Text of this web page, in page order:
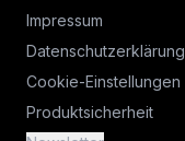
Impressum
Datenschutzerklärung
Cookie-Einstellungen
Produktsicherheit